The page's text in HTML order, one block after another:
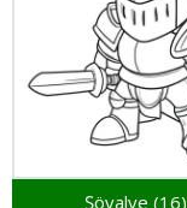
Şövalye (16)